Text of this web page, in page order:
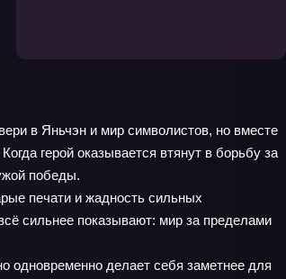
в Яньчэн и мир символистов, но вместе
герой оказывается втянут в борьбу за
победы.
печати и жадность сильных
сильнее показывают: мир за пределами
одновременно делает себя заметнее для